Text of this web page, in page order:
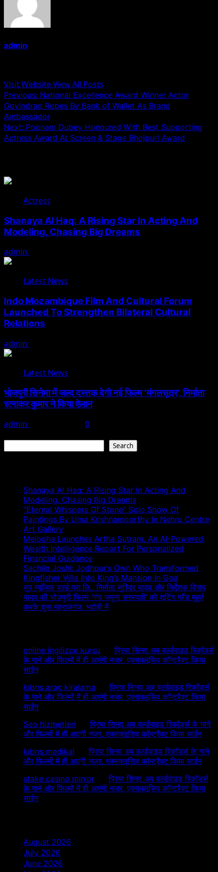
admin
Visit WebsiteView All Posts
Post
navigation
Previous: National Excellence Award Winner Actor
Govindrao Ropes By Bank of Wallet As Brand
Ambassador
Next: Poonam Dubey Honoured With Best Supporting
Actress Award At Screen & Stage Bhojpuri Award
Actress
Shanaya Al Haq: A Rising Star In Acting And
Modeling, Chasing Big Dreams
admin
Latest News
Indo Mozambique Film And Cultural Forum
Launched To Strengthen Bilateral Cultural
Relations
admin
Latest News
भोजपुरी सिनेमा में जल्द दस्तक देगी नई फिल्म ‘मंगलसूत्र’, निर्माता
रत्नाकर कुमार ने किया ऐलान
admin 0
Search
Shanaya Al Haq: A Rising Star In Acting And
Modeling, Chasing Big Dreams
“Eternal Whispers Of Stone” Solo Show Of
Paintings By Uma Krishnamoorthy In Nehru Centre
Art Gallery
Melooha Launches Artha Sutram, An AI-Powered
Wealth Intelligence Report For Personalized
Financial Guidance
Sachiin Joshi: Jodhpur’s Own Who Transformed
Kingfisher Villa Into King’s Mansion In Goa
सुर म्यूजिक वर्ल्ड प्रा.लि., निर्माता सुरिंदर यादव और निर्देशक विजय
यादव की भोजपुरी फिल्म ‘गंगा जमुना सरस्वती’ की शूटिंग ग्रैंड मुहूर्त
करके शुरू महराजगंज, भदोही में
online ingilizce kursu onप्रिया सिन्हा अब वर्ल्डवाइड रिकॉर्ड्स
के गाने और फिल्मों में ही आएंगी नजर, एक्सक्लूसिव कॉन्ट्रैक्ट किया
साईन
kıbrıs araç kiralama onप्रिया सिन्हा अब वर्ल्डवाइड रिकॉर्ड्स
के गाने और फिल्मों में ही आएंगी नजर, एक्सक्लूसिव कॉन्ट्रैक्ट किया
साईन
Seo hizmetleri onप्रिया सिन्हा अब वर्ल्डवाइड रिकॉर्ड्स के गाने
और फिल्मों में ही आएंगी नजर, एक्सक्लूसिव कॉन्ट्रैक्ट किया साईन
kıbrıs medikal onप्रिया सिन्हा अब वर्ल्डवाइड रिकॉर्ड्स के गाने
और फिल्मों में ही आएंगी नजर, एक्सक्लूसिव कॉन्ट्रैक्ट किया साईन
stake casino mirror onप्रिया सिन्हा अब वर्ल्डवाइड रिकॉर्ड्स
के गाने और फिल्मों में ही आएंगी नजर, एक्सक्लूसिव कॉन्ट्रैक्ट किया
साईन
August 2026
July 2026
June 2026